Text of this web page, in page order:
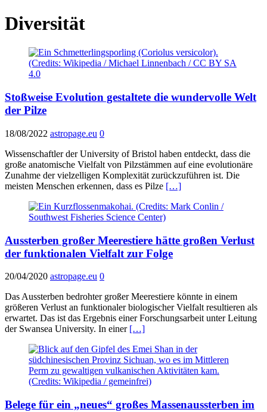
Diversität
Stoßweise Evolution gestaltete die wundervolle Welt
der Pilze
18/08/2022 astropage.eu 0
Wissenschaftler der University of Bristol haben entdeckt, dass die
große anatomische Vielfalt von Pilzstämmen auf eine evolutionäre
Zunahme der vielzelligen Komplexität zurückzuführen ist. Die
meisten Menschen erkennen, dass es Pilze […]
Aussterben großer Meerestiere hätte großen Verlust
der funktionalen Vielfalt zur Folge
20/04/2020 astropage.eu 0
Das Aussterben bedrohter großer Meerestiere könnte in einem
größeren Verlust an funktionaler biologischer Vielfalt resultieren als
erwartet. Das ist das Ergebnis einer Forschungsarbeit unter Leitung
der Swansea University. In einer […]
Belege für ein „neues“ großes Massenaussterben im